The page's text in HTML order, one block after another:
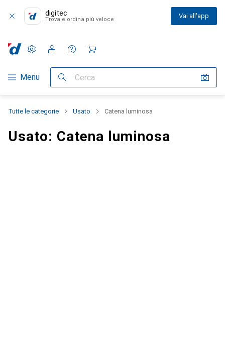
digitec
Trova e ordina più veloce Vai all'app
Categoria Navigazione
Menu Cerca
Impostazioni
Conto cliente
Liste di confronto
Liste dei desideri
Carrello
Tutte le categorie Usato Catena luminosa
Usato: Catena luminosa